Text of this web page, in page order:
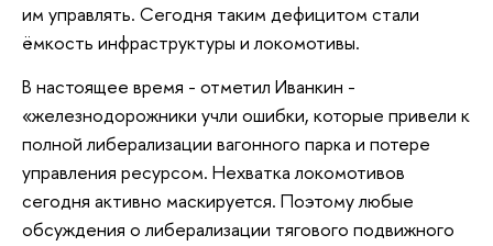
им управлять. Сегодня таким дефицитом стали
ёмкость инфраструктуры и локомотивы.
В настоящее время - отметил Иванкин -
«железнодорожники учли ошибки, которые привели к
полной либерализации вагонного парка и потере
управления ресурсом. Нехватка локомотивов
сегодня активно маскируется. Поэтому любые
обсуждения о либерализации тягового подвижного